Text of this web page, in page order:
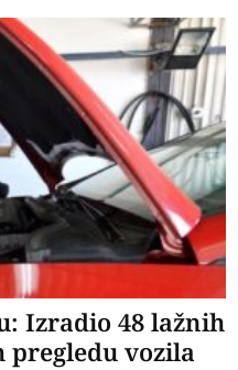
Izradio 48 lažnih
pregledu vozila